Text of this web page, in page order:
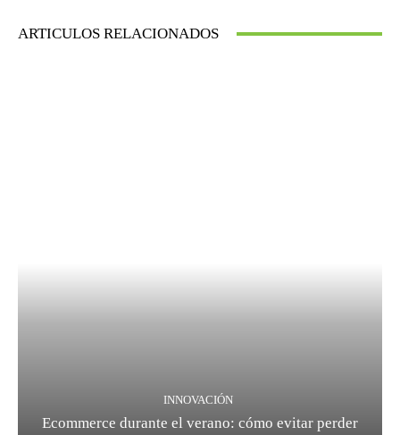
ARTICULOS RELACIONADOS
INNOVACIÓN
Ecommerce durante el verano: cómo evitar perder